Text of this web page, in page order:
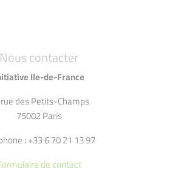
Nous contacter
Ile-de-France
des Petits-Champs
75002 Paris
: +33 6 70 21 13 97
de contact